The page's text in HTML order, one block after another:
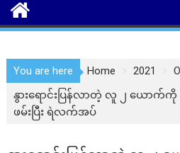
You are here Home 2021
နွားရောင်းပြန်လာတဲ့ လူ ၂ ယောက်
ဖမ်းပြီး ရဲလက်အပ်